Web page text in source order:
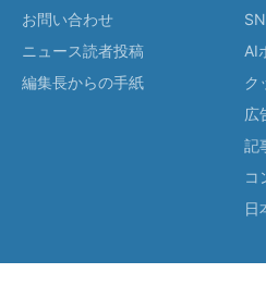
お問い合わせ
ニュース読者投稿
編集長からの手紙
AI
ク
広
記
コ
日